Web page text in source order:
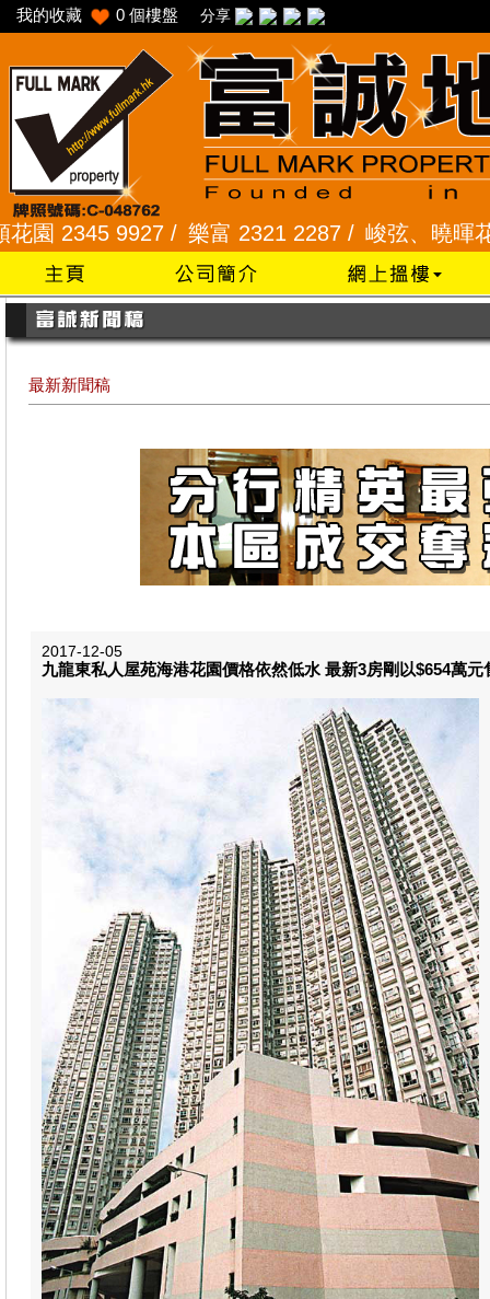
我的收藏 0 個樓盤 分享
9927 /樂富 2321 2287 /峻弦、曉暉花園
最新新聞稿
2017-12-05
九龍東私人屋苑海港花園價格依然低水 最新3房剛以$654萬